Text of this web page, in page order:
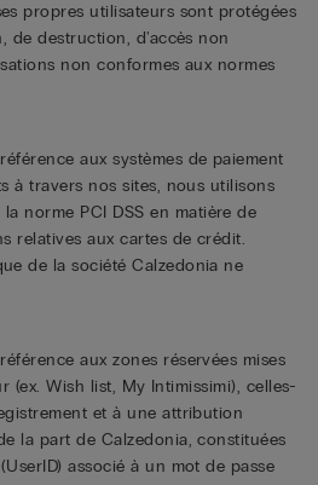
propres utilisateurs sont protégées
de destruction, d'accès non
non conformes aux normes
aux systèmes de paiement
à travers nos sites, nous utilisons
norme PCI DSS en matière de
relatives aux cartes de crédit.
de la société Calzedonia ne
aux zones réservées mises
(ex. Wish list, My Intimissimi), celles-
et à une attribution
la part de Calzedonia, constituées
associé à un mot de passe